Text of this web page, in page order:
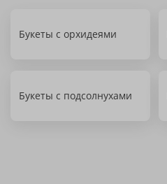
Букеты с орхидеями
Букеты с подсолнухами